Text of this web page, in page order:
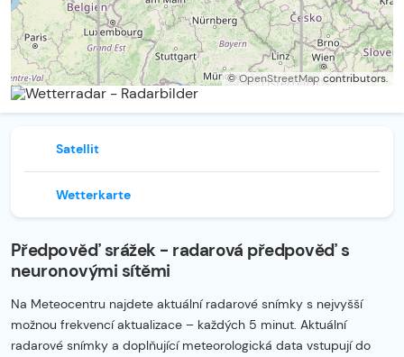
©OpenStreetMap contributors.
Satellit
Wetterkarte
Předpověď srážek - radarová předpověď s
neuronovými sítěmi
Na Meteocentru najdete aktuální radarové snímky s nejvyšší
možnou frekvencí aktualizace – každých 5 minut. Aktuální
radarové snímky a doplňující meteorologická data vstupují do